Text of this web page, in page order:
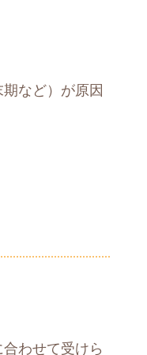
など）が原因
わせて受けら